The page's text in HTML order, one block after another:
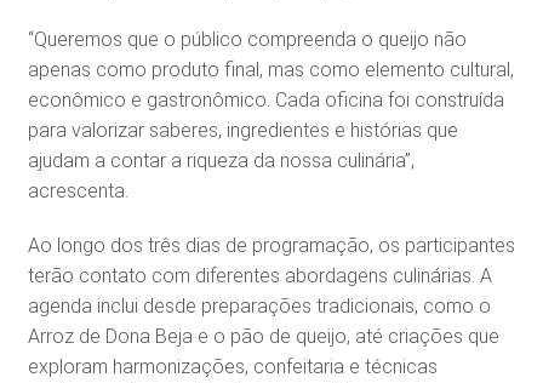
“Queremos que o público compreenda o queijo não
apenas como produto final, mas como elemento cultural,
econômico e gastronômico. Cada oficina foi construída
para valorizar saberes, ingredientes e histórias que
ajudam a contar a riqueza da nossa culinária”,
acrescenta.
Ao longo dos três dias de programação, os participantes
terão contato com diferentes abordagens culinárias. A
agenda inclui desde preparações tradicionais, como o
Arroz de Dona Beja e o pão de queijo, até criações que
exploram harmonizações, confeitaria e técnicas